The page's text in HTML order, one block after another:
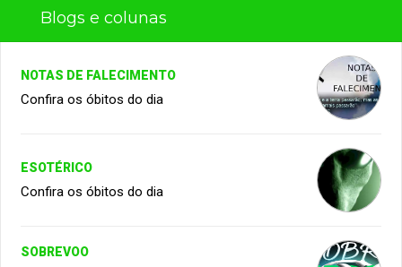
Blogs e colunas
NOTAS DE FALECIMENTO
Confira os óbitos do dia
ESOTÉRICO
Confira os óbitos do dia
SOBREVOO